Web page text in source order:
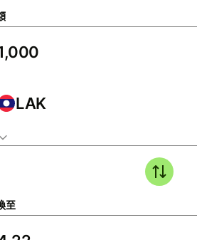
LAK
至